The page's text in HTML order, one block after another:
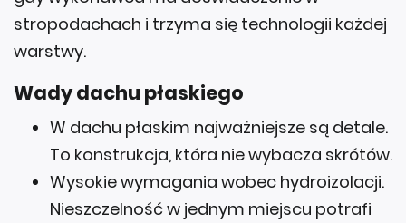
stropodachach i trzyma się technologii każdej
warstwy.
Wady dachu płaskiego
W dachu płaskim najważniejsze są detale.
To konstrukcja, która nie wybacza skrótów.
Wysokie wymagania wobec hydroizolacji.
Nieszczelność w jednym miejscu potrafi